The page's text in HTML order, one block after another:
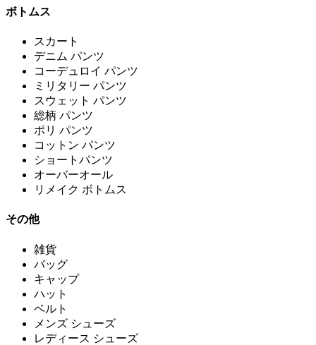
ボトムス
スカート
デニム パンツ
コーデュロイ パンツ
ミリタリー パンツ
スウェット パンツ
総柄 パンツ
ポリ パンツ
コットン パンツ
ショートパンツ
オーバーオール
リメイク ボトムス
その他
雑貨
バッグ
キャップ
ハット
ベルト
メンズ シューズ
レディース シューズ